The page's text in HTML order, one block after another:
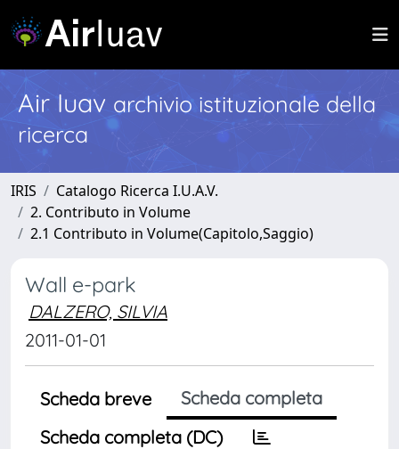
Air Iuav archivio istituzionale della
ricerca
IRIS
Catalogo Ricerca I.U.A.V.
2. Contributo in Volume
2.1 Contributo in Volume(Capitolo,Saggio)
Wall e-park
DALZERO, SILVIA
2011-01-01
Scheda breve
Scheda completa
Scheda completa (DC)